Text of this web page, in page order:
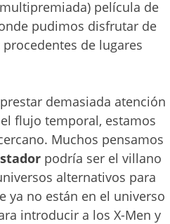
película de
pudimos disfrutar de
de lugares
demasiada atención
flujo temporal, estamos
Muchos pensamos
podría ser el villano
alternativos para
ya no están en el universo
introducir a los X-Men y